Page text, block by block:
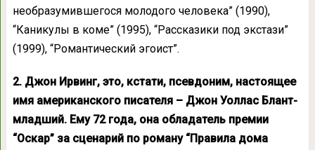
необразумившегося молодого человека” (1990),
“Каникулы в коме” (1995), “Рассказики под экстази”
(1999), “Романтический эгоист”.
2. Джон Ирвинг, это, кстати, псевдоним, настоящее
имя американского писателя – Джон Уоллас Блант-
младший. Ему 72 года, она обладатель премии
“Оскар” за сценарий по роману “Правила дома